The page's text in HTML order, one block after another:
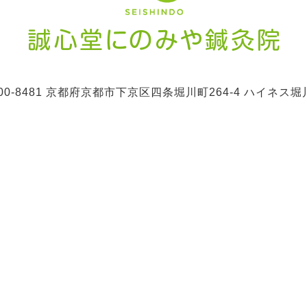
8481 京都府京都市下京区四条堀川町264-4 ハイネス堀